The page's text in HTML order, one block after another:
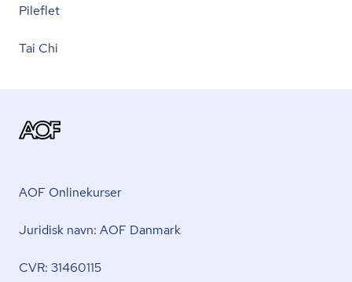
Pileflet
Tai Chi
AOF Onlinekurser
Juridisk navn: AOF Danmark
CVR: 31460115